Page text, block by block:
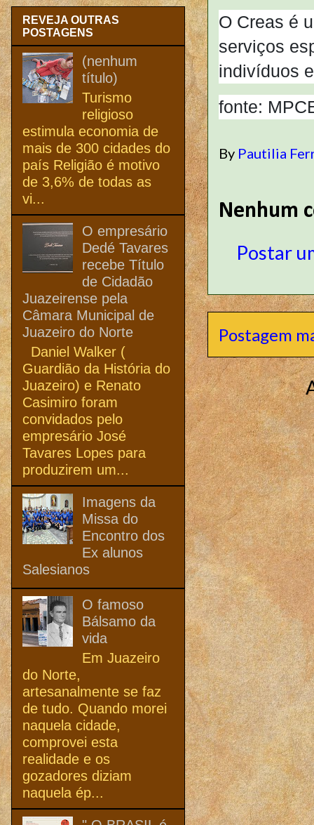
O Creas é
serviços
indivíduos
fonte:
By Pautilia
Nenhum
Postar
Postagem
REVEJA OUTRAS
POSTAGENS
(nenhum
título)
Turismo
religioso
estimula economia de
mais de 300 cidades do
país Religião é motivo
de 3,6% de todas as
vi...
O empresário
Dedé Tavares
recebe Título
de Cidadão
Juazeirense pela
Câmara Municipal de
Juazeiro do Norte
Daniel Walker (
Guardião da História do
Juazeiro) e Renato
Casimiro foram
convidados pelo
empresário José
Tavares Lopes para
produzirem um...
Imagens da
Missa do
Encontro dos
Ex alunos
Salesianos
O famoso
Bálsamo da
vida
Em Juazeiro
do Norte,
artesanalmente se faz
de tudo. Quando morei
naquela cidade,
comprovei esta
realidade e os
gozadores diziam
naquela ép...